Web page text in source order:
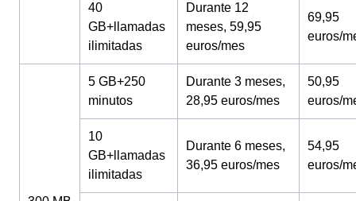
40
GB+llamadas
ilimitadas
Durante 12
meses, 59,95
euros/mes
69,95
euros/
5 GB+250
minutos
Durante 3 meses,
28,95 euros/mes
50,95
euros/
10
GB+llamadas
ilimitadas
Durante 6 meses,
36,95 euros/mes
54,95
euros/